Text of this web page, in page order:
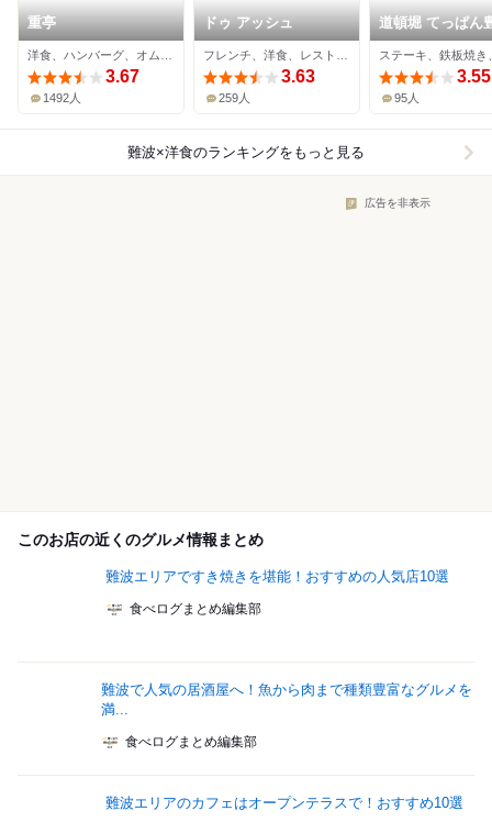
重亭
3.67
1492人
ドゥ アッシュ
3.63
259人
道頓堀 てっぱん
家
ステーキ、鉄板焼き
3.55
95人
難波×洋食のランキングをもっと見る
広告を非表示
このお店の近くのグルメ情報まとめ
難波エリアですき焼きを堪能！おすすめの人気店10選
食べログまとめ編集部
難波で人気の居酒屋へ！魚から肉まで種類豊富なグルメを
満...
食べログまとめ編集部
難波エリアのカフェはオープンテラスで！おすすめ10選